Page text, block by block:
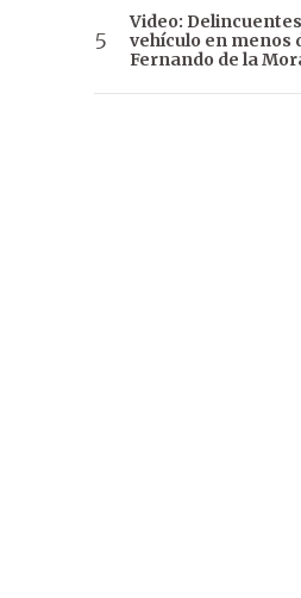
Video:
vehículo en menos
Fernando de la